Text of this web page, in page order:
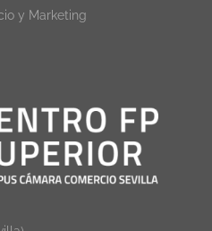
y Marketing